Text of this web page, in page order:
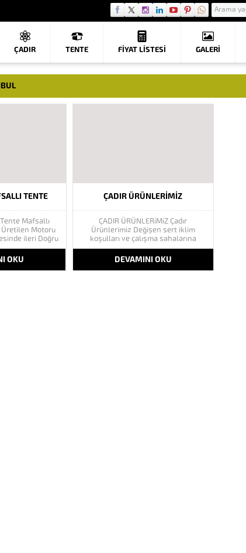
ÇADIR TENTE FIYAT LISTESI GALERİ
TENTE
Mafsallı
Üretilen Motoru
ileri Doğru
Toplanır estetik
uygulandığı
kattığı gibi
korunmanızı
OKU
ÇADIR ÜRÜNLERIMIZ
ÇADIR ÜRÜNLERiMiZ Çadır
Ürünlerimiz Değişen sert iklim
koşulları ve çalışma sahalarına
uygun ortamlar oluşturmanın en
pratik yolu olarak kullanılan
şantiyeler birden fazla amaca hizmet
etmek için en uygun çözümlerdir.
DEVAMINI OKU